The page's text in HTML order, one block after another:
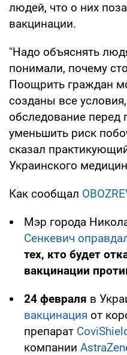
людей, что о них
вакцинации.
"Надо объяснять
понимали, почему
Поощрить граждан
созданы все
обследование перед
уменьшить риск
сказал
Украинского
Как сообщал
Мэр города
Сенкевич
тех, кто будет
вакцинации
24 февраля в
вакцинация от
препарат
компании